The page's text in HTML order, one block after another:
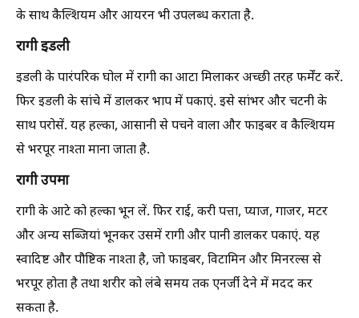
के साथ कैल्शियम और आयरन भी उपलब्ध कराता है.
रागी इडली
इडली के पारंपरिक घोल में रागी का आटा मिलाकर अच्छी तरह फर्मेंट करें.
फिर इडली के सांचे में डालकर भाप में पकाएं. इसे सांभर और चटनी के
साथ परोसें. यह हल्का, आसानी से पचने वाला और फाइबर व कैल्शियम
से भरपूर नाश्ता माना जाता है.
रागी उपमा
रागी के आटे को हल्का भून लें. फिर राई, करी पत्ता, प्याज, गाजर, मटर
और अन्य सब्जियां भूनकर उसमें रागी और पानी डालकर पकाएं. यह
स्वादिष्ट और पौष्टिक नाश्ता है, जो फाइबर, विटामिन और मिनरल्स से
भरपूर होता है तथा शरीर को लंबे समय तक एनर्जी देने में मदद कर
सकता है.